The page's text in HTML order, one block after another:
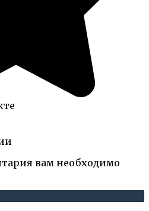
вам необходимо